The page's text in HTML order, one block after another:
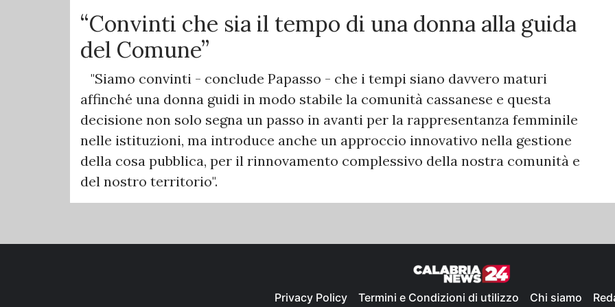
“Convinti che sia il tempo di una donna alla guida
del Comune”
"Siamo convinti - conclude Papasso - che i tempi siano davvero maturi
affinché una donna guidi in modo stabile la comunità cassanese e questa
decisione non solo segna un passo in avanti per la rappresentanza femminile
nelle istituzioni, ma introduce anche un approccio innovativo nella gestione
della cosa pubblica, per il rinnovamento complessivo della nostra comunità e
del nostro territorio".
Privacy Policy Termini e Condizioni di utilizzo Chi siamo